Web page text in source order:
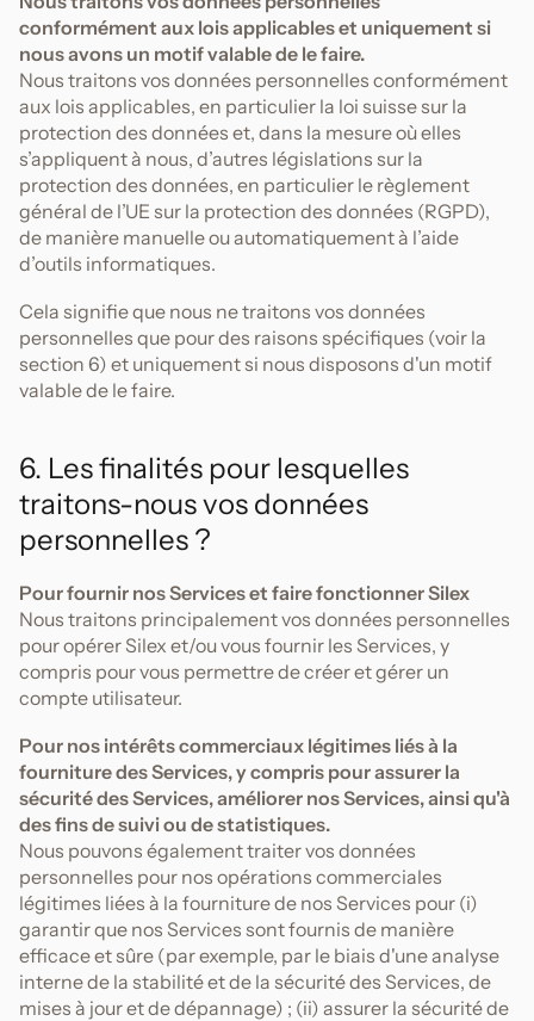
conformément aux lois applicables et uniquement si
nous avons un motif valable de le faire.
Nous traitons vos données personnelles conformément
aux lois applicables, en particulier la loi suisse sur la
protection des données et, dans la mesure où elles
s’appliquent à nous, d’autres législations sur la
protection des données, en particulier le règlement
général de l’UE sur la protection des données (RGPD),
de manière manuelle ou automatiquement à l’aide
d’outils informatiques.
Cela signifie que nous ne traitons vos données
personnelles que pour des raisons spécifiques (voir la
section 6) et uniquement si nous disposons d'un motif
valable de le faire.
6. Les finalités pour lesquelles
traitons-nous vos données
personnelles ?
Pour fournir nos Services et faire fonctionner Silex
Nous traitons principalement vos données personnelles
pour opérer Silex et/ou vous fournir les Services, y
compris pour vous permettre de créer et gérer un
compte utilisateur.
Pour nos intérêts commerciaux légitimes liés à la
fourniture des Services, y compris pour assurer la
sécurité des Services, améliorer nos Services, ainsi qu'à
des fins de suivi ou de statistiques.
Nous pouvons également traiter vos données
personnelles pour nos opérations commerciales
légitimes liées à la fourniture de nos Services pour (i)
garantir que nos Services sont fournis de manière
efficace et sûre (par exemple, par le biais d'une analyse
interne de la stabilité et de la sécurité des Services, de
mises à jour et de dépannage) ; (ii) assurer la sécurité de